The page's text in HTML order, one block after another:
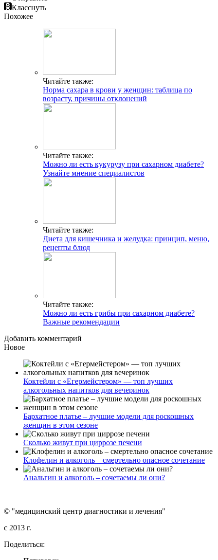
Класснуть
Похожее
Читайте также:
Норма сахара в крови у женщин: таблица по
возрасту, причины отклонений
Читайте также:
Можно ли есть кукурузу при сахарном диабете?
Узнайте мнение специалистов
Читайте также:
Диета для кишечника и желудка: принцип, меню,
рецепты блюд
Читайте также:
Можно ли есть грибы при сахарном диабете?
Важные рекомендации
Добавить комментарий
Новое
Коктейли с «Егермейстером» — топ лучших
алкогольных напитков для вечеринок
Бархатное платье – лучшие модели для роскошных
женщин в этом сезоне
Сколько живут при циррозе печени
Клофелин и алкоголь – смертельно опасное сочетание
Анальгин и алкоголь – сочетаемы ли они?
© "медицинский центр диагностики и лечения"
c 2013 г.
Поделиться: